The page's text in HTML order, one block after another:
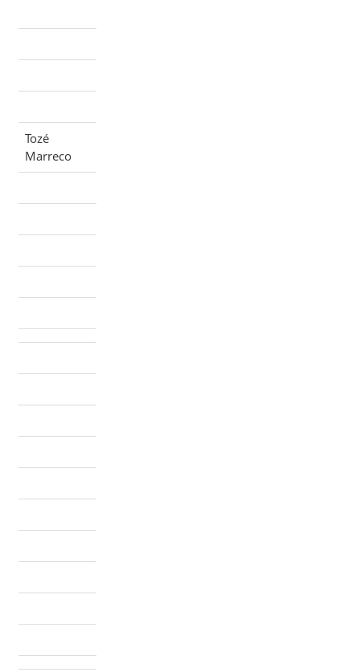
Tozé
Marreco